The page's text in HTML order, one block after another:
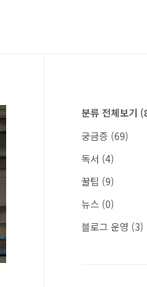
분류 전체보기
궁금증 (69)
독서 (4)
꿀팁 (9)
뉴스 (0)
블로그 운영 (3)